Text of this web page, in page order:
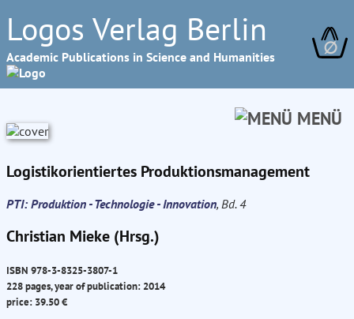
Logos Verlag Berlin
Academic Publications in Science and Humanities ∅
MENÜ
Logistikorientiertes Produktionsmanagement
PTI: Produktion - Technologie - Innovation, Bd. 4
Christian Mieke (Hrsg.)
ISBN 978-3-8325-3807-1
228 pages, year of publication: 2014
price: 39.50 €